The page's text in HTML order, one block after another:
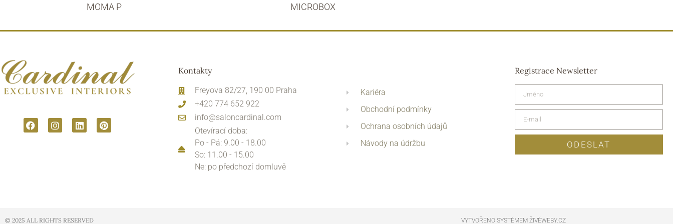
MOMA P MICROBOX
Kontakty
Freyova 82/27, 190 00 Praha
+420 774 652 922
info@saloncardinal.com
Otevírací doba:
Po - Pá: 9.00 - 18.00
So: 11.00 - 15.00
Ne: po předchozí domluvě
Kariéra
Obchodní podmínky
Ochrana osobních údajů
Návody na údržbu
Registrace Newsletter
ODESLAT
© 2025 ALL RIGHTS RESERVED​ VYTVOŘENO SYSTÉMEM ŽIVÉWEBY.CZ